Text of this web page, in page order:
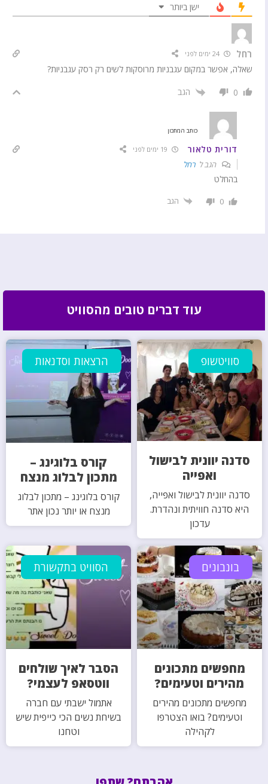
ישן ביותר
רחל 24 ימים לפני
שאלה, אפשר במקום עגבניות מרוסקות לשים רק רסק עגבניות?
0 הגב
כותב המתכון
דורית טלאור
הגב ל רחל
בהחלט
0 הגב
עוד דברים טובים מהסוויט
סוויטשופ
סדנה יוונית לבישול
ואפייה
סדנה יוונית לבישול ואפייה,
היא סדנה חוויתית ונהדרת.
עדכון
הרצאות וסדנאות
קורס בלוגינג –
מתכון לבלוג מנצח
קורס בלוגינג – מתכון לבלוג
מנצח או יותר נכון אתר
בונבונים
מחפשים מתכונים
מהירים וטעימים?
מחפשים מתכונים מהירים
וטעימים? בואו הצטרפו
לקהילה
הסוויט בתקשורת
הסבר לאיך שולחים
ווטסאפ לעצמי?
אתמול ישבתי עם חברה
בשיחת נשים הכי כייפית שיש
וטחנו